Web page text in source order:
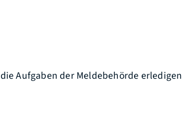
Aufgaben der Meldebehörde erledigen